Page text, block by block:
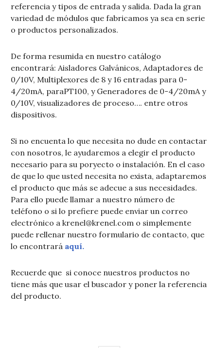
referencia y tipos de entrada y salida. Dada la gran
variedad de módulos que fabricamos ya sea en serie
o productos personalizados.
De forma resumida en nuestro catálogo
encontrará: Aisladores Galvánicos, Adaptadores de
0/10V, Multiplexores de 8 y 16 entradas para 0-
4/20mA, paraPT100, y Generadores de 0-4/20mA y
0/10V, visualizadores de proceso…. entre otros
dispositivos.
Si no encuenta lo que necesita no dude en contactar
con nosotros, le ayudaremos a elegir el producto
necesario para su poryecto o instalación. En el caso
de que lo que usted necesita no exista, adaptaremos
el producto que más se adecue a sus necesidades.
Para ello puede llamar a nuestro número de
teléfono o si lo prefiere puede enviar un correo
electrónico a krenel@krenel.com o simplemente
puede rellenar nuestro formulario de contacto, que
lo encontrará aquí.
Recuerde que si conoce nuestros productos no
tiene más que usar el buscador y poner la referencia
del producto.